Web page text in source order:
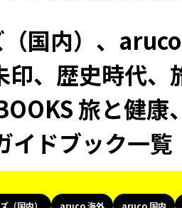
国内）、
、歴史時代、
旅と健康
イドブック一覧
（国内） aruco 海外 aruco 国内